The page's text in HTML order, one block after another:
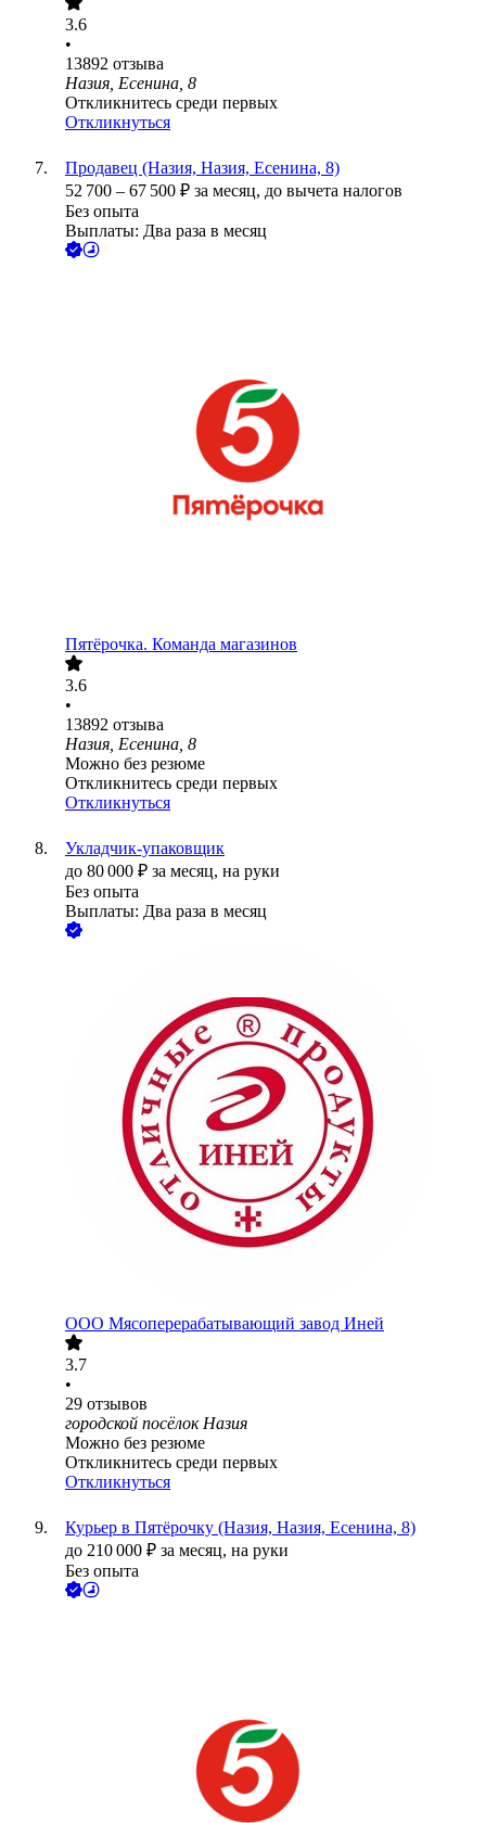
3.6
•
13892 отзыва
Назия, Есенина, 8
Откликнитесь среди первых
Откликнуться
Продавец (Назия, Назия, Есенина, 8)
52 700 – 67 500 ₽ за месяц, до вычета налогов
Без опыта
Выплаты: Два раза в месяц
Пятёрочка. Команда магазинов
3.6
•
13892 отзыва
Назия, Есенина, 8
Можно без резюме
Откликнитесь среди первых
Откликнуться
Укладчик-упаковщик
до 80 000 ₽ за месяц, на руки
Без опыта
Выплаты: Два раза в месяц
ООО Мясоперерабатывающий завод Иней
3.7
•
29 отзывов
городской посёлок Назия
Можно без резюме
Откликнитесь среди первых
Откликнуться
Курьер в Пятёрочку (Назия, Назия, Есенина, 8)
до 210 000 ₽ за месяц, на руки
Без опыта